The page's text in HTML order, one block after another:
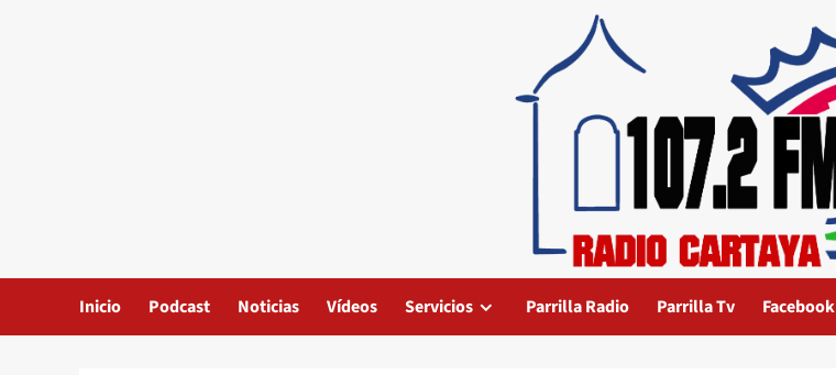
Inicio Podcast Noticias Vídeos Servicios Parrilla Radio Parrilla Tv Facebook